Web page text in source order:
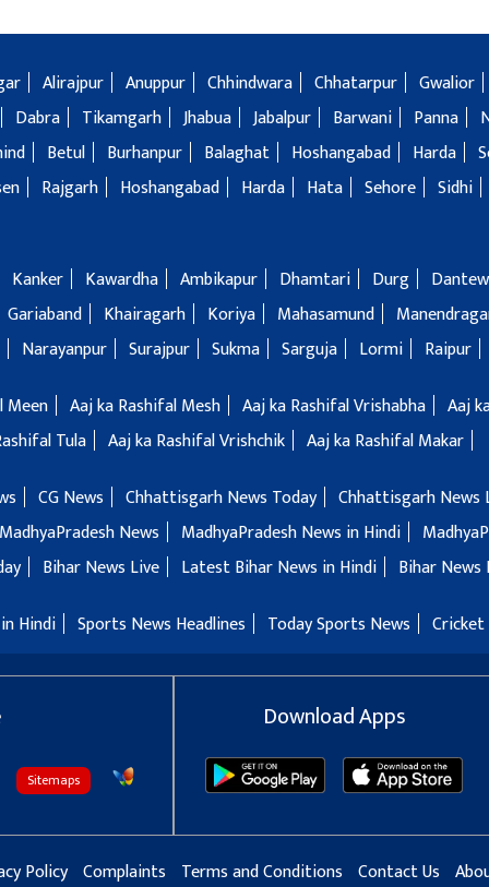
Alirajpur Anuppur Chhindwara Chhatarpur
Gwalior
Dabra
Tikamgarh Jhabua Jabalpur Barwani Panna
Betul Burhanpur Balaghat Hoshangabad Harda
Rajgarh Hoshangabad Harda Hata Sehore Sidhi
Kanker Kawardha Ambikapur Dhamtari Durg
Gariaband
Khairagarh Koriya Mahasamund
Narayanpur
Surajpur Sukma Sarguja Lormi
Raipur
Meen
Aaj ka Rashifal Mesh Aaj ka Rashifal Vrishabha
Aaj
Tula
Aaj ka Rashifal Vrishchik
Aaj ka Rashifal Makar
CG News Chhattisgarh News Today
Chhattisgarh News
MadhyaPradesh News
MadhyaPradesh News in Hindi
Bihar News Live Latest Bihar News in Hindi
Bihar News
Hindi
Sports News Headlines Today Sports News Cricket
Sitemaps
Download Apps
Policy Complaints Terms and Conditions Contact Us